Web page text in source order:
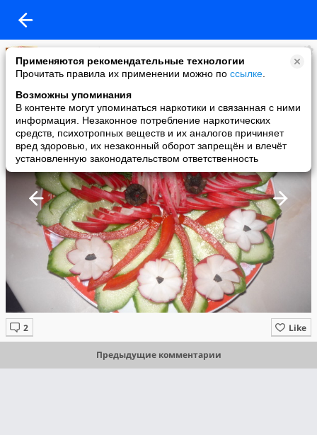
Применяются рекомендательные технологии
Прочитать правила их применении можно по ссылке
Возможны упоминания
В контенте могут упоминаться наркотики и связанная с ними
информация. Незаконное потребление наркотических
средств, психотропных веществ и их аналогов причиняет
вред здоровью, их незаконный оборот запрещён и влечёт
установленную законодательством ответственность
Пальчики оближешь
added a photo
11 Aug в 17:58
Like
Предыдущие комментарии